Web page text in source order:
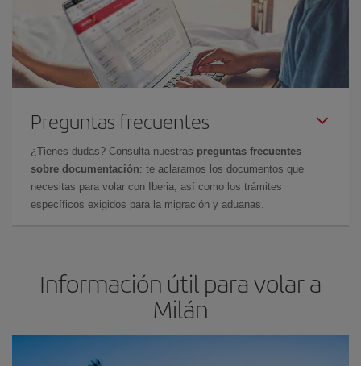
Preguntas frecuentes
¿Tienes dudas? Consulta nuestras preguntas frecuentes
sobre documentación: te aclaramos los documentos que
necesitas para volar con Iberia, así como los trámites
específicos exigidos para la migración y aduanas.
Información útil para volar a
Milán